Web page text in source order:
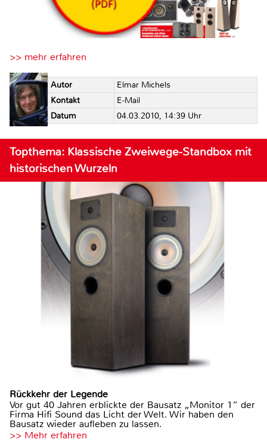
>> mehr erfahren
Autor
Elmar Michels
Kontakt
E-Mail
Datum
04.03.2010, 14:39 Uhr
Topthema: Klassische Zweiwege-Standbox mit
historischen Wurzeln
Rückkehr der Legende
Vor gut 40 Jahren erblickte der Bausatz „Monitor 1“ der
Firma Hifi Sound das Licht der Welt. Wir haben den
Bausatz wieder aufleben zu lassen.
>> Mehr erfahren